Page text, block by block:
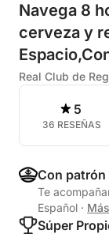
Navega 8
cerveza y
Real Club de
5
36 RESEÑAS
Con patrón
Te
Español ·
Súper